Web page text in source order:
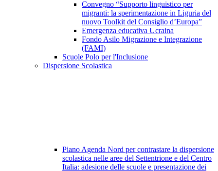
Convegno “Supporto linguistico per
migranti: la sperimentazione in Liguria del
nuovo Toolkit del Consiglio d’Europa”
Emergenza educativa Ucraina
Fondo Asilo Migrazione e Integrazione
(FAMI)
Scuole Polo per l'Inclusione
Dispersione Scolastica
Piano Agenda Nord per contrastare la dispersione
scolastica nelle aree del Settentrione e del Centro
Italia: adesione delle scuole e presentazione dei